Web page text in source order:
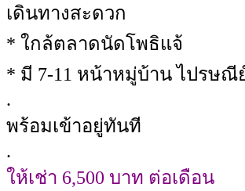
เดินทางสะดวก
* ใกล้ตลาดนัดโพธิแจ้
* มี 7-11 หน้าหมู่บ้าน ไปรษณี
.
พร้อมเข้าอยู่ทันที
.
ให้เช่า 6,500 บาท ต่อเดือน